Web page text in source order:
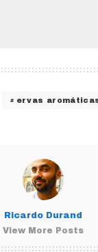
ervas
Ricardo Durand
View More Posts